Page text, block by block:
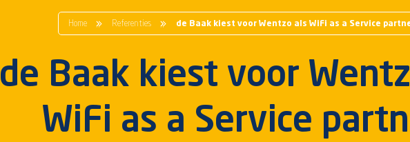
Switching as a Service
NaaS voor het onderwijs
NaaS voor de zorg
Switching
Firewall
Network Access Control
Network Insight
Home Referenties de Baak kiest voor Wentzo als WiFi as a Service
de Baak kiest voor
WiFi as a Service